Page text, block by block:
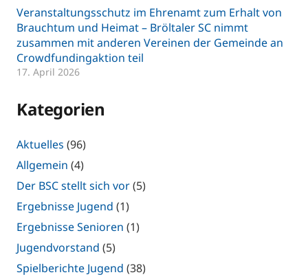
Veranstaltungsschutz im Ehrenamt zum Erhalt von
Brauchtum und Heimat – Bröltaler SC nimmt
zusammen mit anderen Vereinen der Gemeinde an
Crowdfundingaktion teil
17. April 2026
Kategorien
Aktuelles (96)
Allgemein (4)
Der BSC stellt sich vor(5)
Ergebnisse Jugend (1)
Ergebnisse Senioren (1)
Jugendvorstand (5)
Spielberichte Jugend (38)